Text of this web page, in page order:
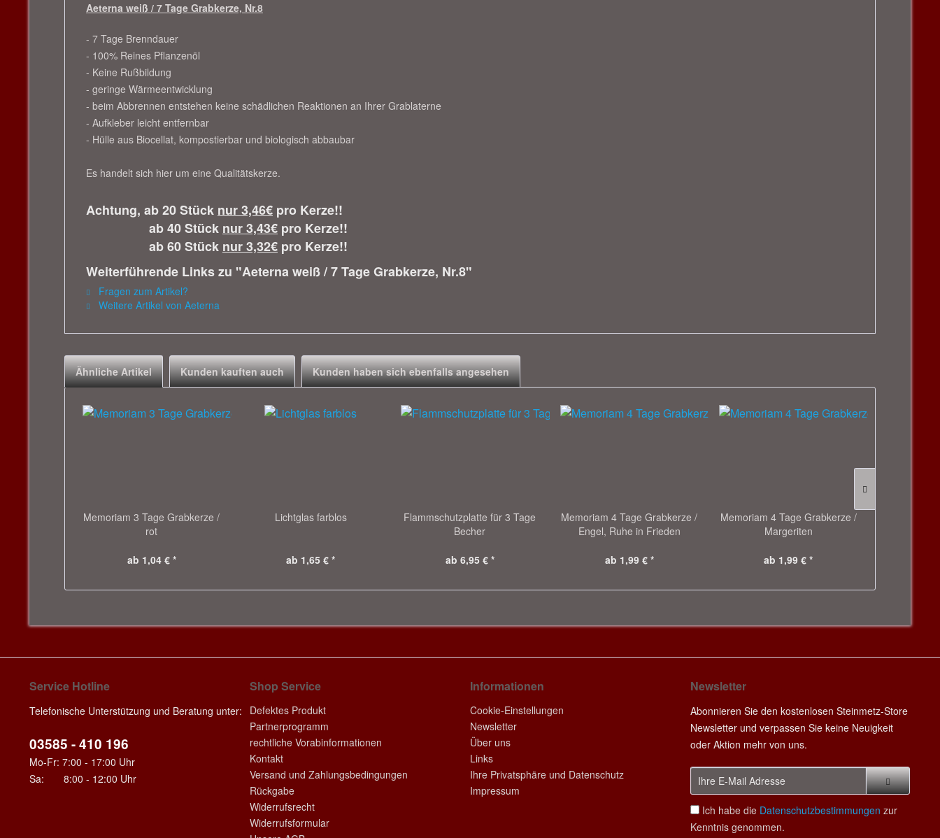
Aeterna weiß / 7 Tage Grabkerze, Nr.8
- 7 Tage Brenndauer
- 100% Reines Pflanzenöl
- Keine Rußbildung
- geringe Wärmeentwicklung
- beim Abbrennen entstehen keine schädlichen Reaktionen an Ihrer Grablaterne
- Aufkleber leicht entfernbar
- Hülle aus Biocellat, kompostierbar und biologisch abbaubar
Es handelt sich hier um eine Qualitätskerze.
Achtung, ab 20 Stück nur 3,46€ pro Kerze!!
ab 40 Stück nur 3,43€ pro Kerze!!
ab 60 Stück nur 3,32€ pro Kerze!!
Weiterführende Links zu "Aeterna weiß / 7 Tage Grabkerze, Nr.8"
Fragen zum Artikel?
Weitere Artikel von Aeterna
Ähnliche Artikel Kunden kauften auch Kunden haben sich ebenfalls angesehen
Memoriam 3 Tage Grabkerze /
rot
ab 1,04 € *
Lichtglas farblos
ab 1,65 € *
Flammschutzplatte für 3 Tage
Becher
ab 6,95 € *
Memoriam 4 Tage Grabkerze /
Engel, Ruhe in Frieden
ab 1,99 € *
Memoriam 4 Tage Grabkerze /
Margeriten
ab 1,99 € *
Service Hotline
Telefonische Unterstützung und Beratung unter:
03585 - 410 196
Mo-Fr: 7:00 - 17:00 Uhr
Sa: 8:00 - 12:00 Uhr
Shop Service
Defektes Produkt
Partnerprogramm
rechtliche Vorabinformationen
Kontakt
Versand und Zahlungsbedingungen
Rückgabe
Widerrufsrecht
Widerrufsformular
Informationen
Cookie-Einstellungen
Newsletter
Über uns
Links
Ihre Privatsphäre und Datenschutz
Impressum
Newsletter
Abonnieren Sie den kostenlosen Steinmetz-Store
Newsletter und verpassen Sie keine Neuigkeit
oder Aktion mehr von uns.
Ich habe die Datenschutzbestimmungen zur
Kenntnis genommen.